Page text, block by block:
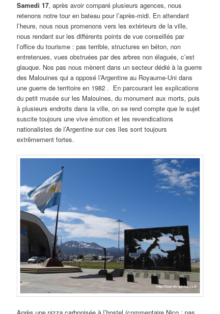
Samedi 17, après avoir comparé plusieurs agences, nous
retenons notre tour en bateau pour l’après-midi. En attendant
l’heure, nous nous promenons vers les extérieurs de la ville,
nous rendant sur les différents points de vue conseillés par
l’office du tourisme : pas terrible, structures en béton, non
entretenues, vues obstruées par des arbres non élagués, c’est
glauque. Nos pas nous mènent dans un secteur dédié à la guerre
des Malouines qui a opposé l’Argentine au Royaume-Uni dans
une guerre de territoire en 1982 . En parcourant les explications
du petit musée sur les Malouines, du monument aux morts, puis
à plusieurs endroits dans la ville, on se rend compte que le sujet
suscite toujours une vive émotion et les revendications
nationalistes de l’Argentine sur ces îles sont toujours
extrêmement fortes.